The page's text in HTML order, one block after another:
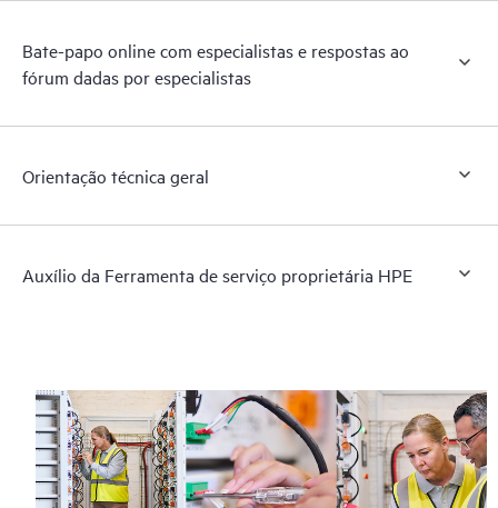
Bate-papo online com especialistas e respostas ao
fórum dadas por especialistas
Orientação técnica geral
Auxílio da Ferramenta de serviço proprietária HPE